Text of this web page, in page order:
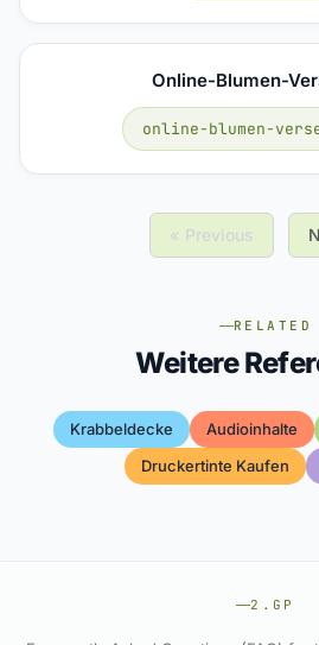
Online-Blumen-
online-blumen-
« Previous
RELATED
Weitere
Krabbeldecke Audioinhalte
Druckertinte Kaufen
2.GP